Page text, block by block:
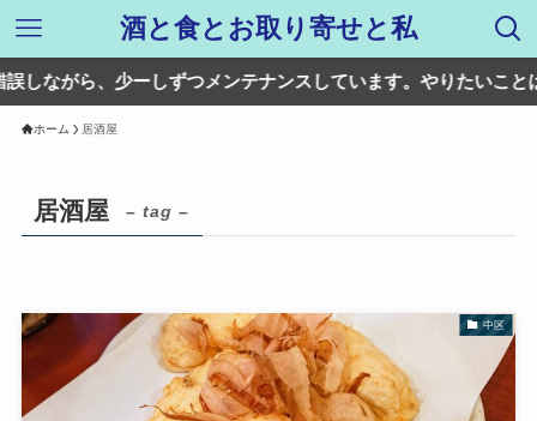
酒と食とお取り寄せと私
、少ーしずつメンテナンスしています。やりたいことは多々あ
ホーム 居酒屋
居酒屋 – tag –
中区